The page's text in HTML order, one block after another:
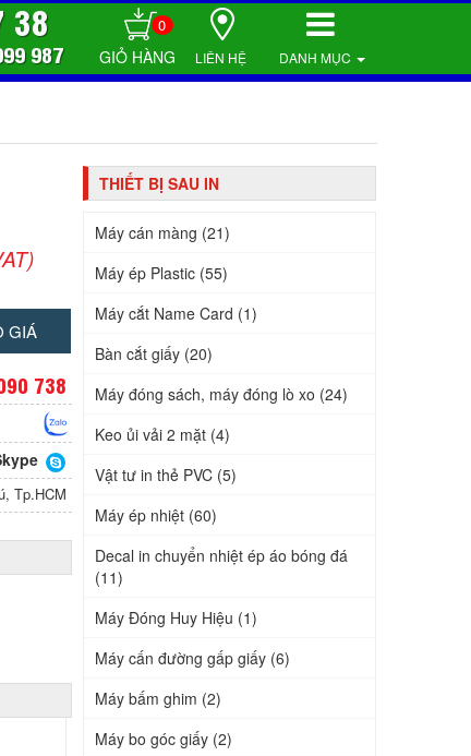
0
DANH MỤC
38
987 LIÊN HỆ
GIÁ
738
Tp.HCM
THIẾT BỊ SAU IN
Máy cán màng (21)
Máy ép Plastic (55)
Máy cắt Name Card (1)
Bàn cắt giấy (20)
Máy đóng sách, máy đóng lò xo (24)
Keo ủi vải 2 mặt (4)
Vật tư in thẻ PVC (5)
Máy ép nhiệt (60)
Decal in chuyển nhiệt ép áo bóng đá
(11)
Máy Đóng Huy Hiệu (1)
Máy cấn đường gấp giấy (6)
Máy bấm ghim (2)
Máy bo góc giấy (2)